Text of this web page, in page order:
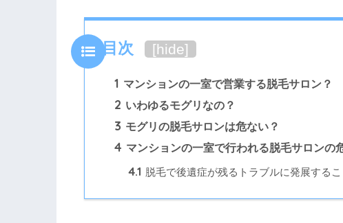
目次 [hide]
1 マンションの一室で営業する脱毛サロン？
2 いわゆるモグリなの？
3 モグリの脱毛サロンは危ない？
4 マンションの一室で行われる脱毛サロンの
4.1 脱毛で後遺症が残るトラブルに発展するこ